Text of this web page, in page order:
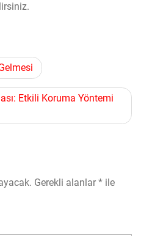
Etkili Koruma Yöntemi
Gerekli alanlar* ile